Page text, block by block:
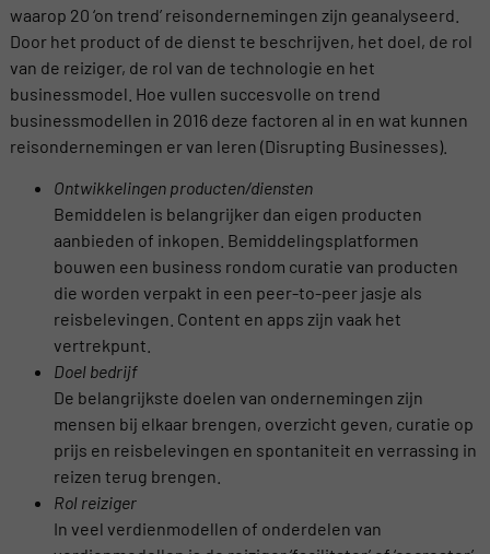
waarop 20 ‘on trend’ reisondernemingen zijn geanalyseerd.
Door het product of de dienst te beschrijven, het doel, de rol
van de reiziger, de rol van de technologie en het
businessmodel. Hoe vullen succesvolle on trend
businessmodellen in 2016 deze factoren al in en wat kunnen
reisondernemingen er van leren (Disrupting Businesses).
Ontwikkelingen producten/diensten
Bemiddelen is belangrijker dan eigen producten
aanbieden of inkopen. Bemiddelingsplatformen
bouwen een business rondom curatie van producten
die worden verpakt in een peer-to-peer jasje als
reisbelevingen. Content en apps zijn vaak het
vertrekpunt.
Doel bedrijf
De belangrijkste doelen van ondernemingen zijn
mensen bij elkaar brengen, overzicht geven, curatie op
prijs en reisbelevingen en spontaniteit en verrassing in
reizen terug brengen.
Rol reiziger
In veel verdienmodellen of onderdelen van